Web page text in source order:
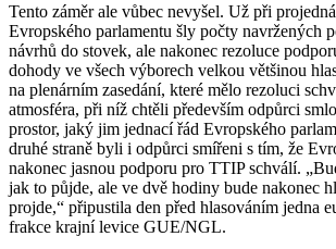
Tento záměr ale vůbec nevyšel. Už při
Evropského parlamentu šly počty navržených
návrhů do stovek, ale nakonec rezoluce
dohody ve všech výborech velkou většinou
na plenárním zasedání, které mělo rezoluci
atmosféra, při níž chtěli především odpůrci
prostor, jaký jim jednací řád Evropského
druhé straně byli i odpůrci smířeni s tím, že
nakonec jasnou podporu pro TTIP schválí.
jak to půjde, ale ve dvě hodiny bude nakonec
projde,“ připustila den před hlasováním jedna
frakce krajní levice GUE/NGL.